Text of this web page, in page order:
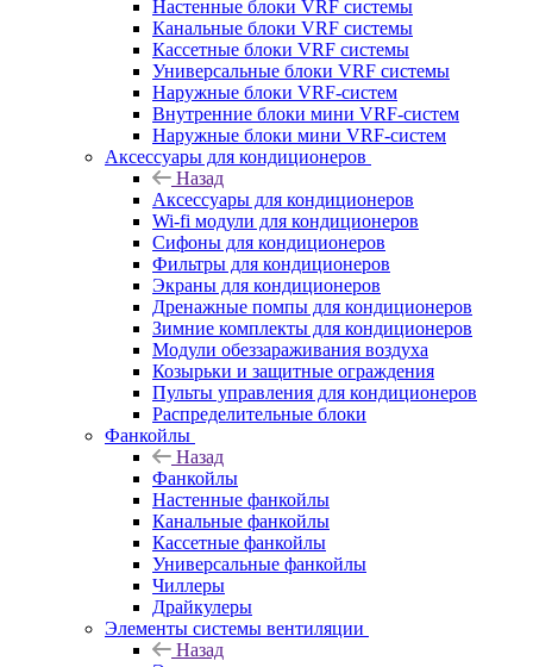
Настенные блоки VRF системы
Канальные блоки VRF системы
Кассетные блоки VRF системы
Универсальные блоки VRF системы
Наружные блоки VRF-систем
Внутренние блоки мини VRF-систем
Наружные блоки мини VRF-систем
Аксессуары для кондиционеров
Назад
Аксессуары для кондиционеров
Wi-fi модули для кондиционеров
Сифоны для кондиционеров
Фильтры для кондиционеров
Экраны для кондиционеров
Дренажные помпы для кондиционеров
Зимние комплекты для кондиционеров
Модули обеззараживания воздуха
Козырьки и защитные ограждения
Пульты управления для кондиционеров
Распределительные блоки
Фанкойлы
Назад
Фанкойлы
Настенные фанкойлы
Канальные фанкойлы
Кассетные фанкойлы
Универсальные фанкойлы
Чиллеры
Драйкулеры
Элементы системы вентиляции
Назад